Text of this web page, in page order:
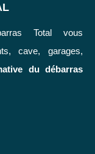
Total vous
cave, garages,
du débarras